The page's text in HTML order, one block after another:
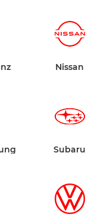
Nissan
Subaru